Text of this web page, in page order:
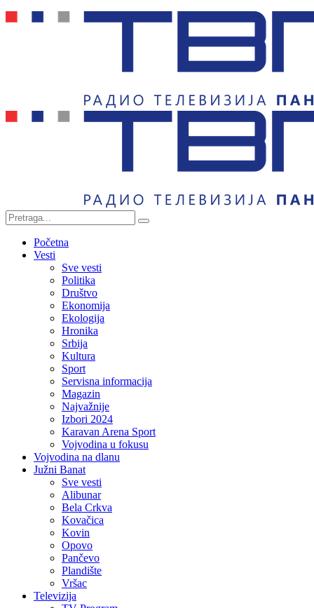
Početna
Vesti
Sve vesti
Politika
Društvo
Ekonomija
Ekologija
Hronika
Srbija
Kultura
Sport
Servisna informacija
Magazin
Najvažnije
Izbori 2024
Karavan Arena Sport
Vojvodina u fokusu
Vojvodina na dlanu
Južni Banat
Sve vesti
Alibunar
Bela Crkva
Kovačica
Kovin
Opovo
Pančevo
Plandište
Vršac
Televizija